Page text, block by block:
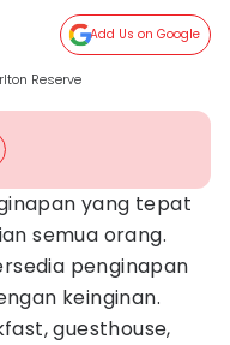
Add Us on Google
Reserve
yang tepat
semua orang.
penginapan
keinginan.
guesthouse,